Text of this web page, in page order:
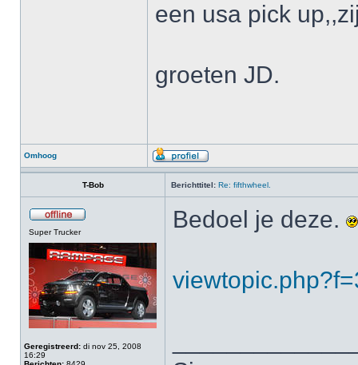
een usa pick
groeten JD.
Omhoog
T-Bob Berichttitel: Re: fifthwheel.
Super Trucker
Geregistreerd: di nov 25, 2008
16:29
Bedoel je deze.